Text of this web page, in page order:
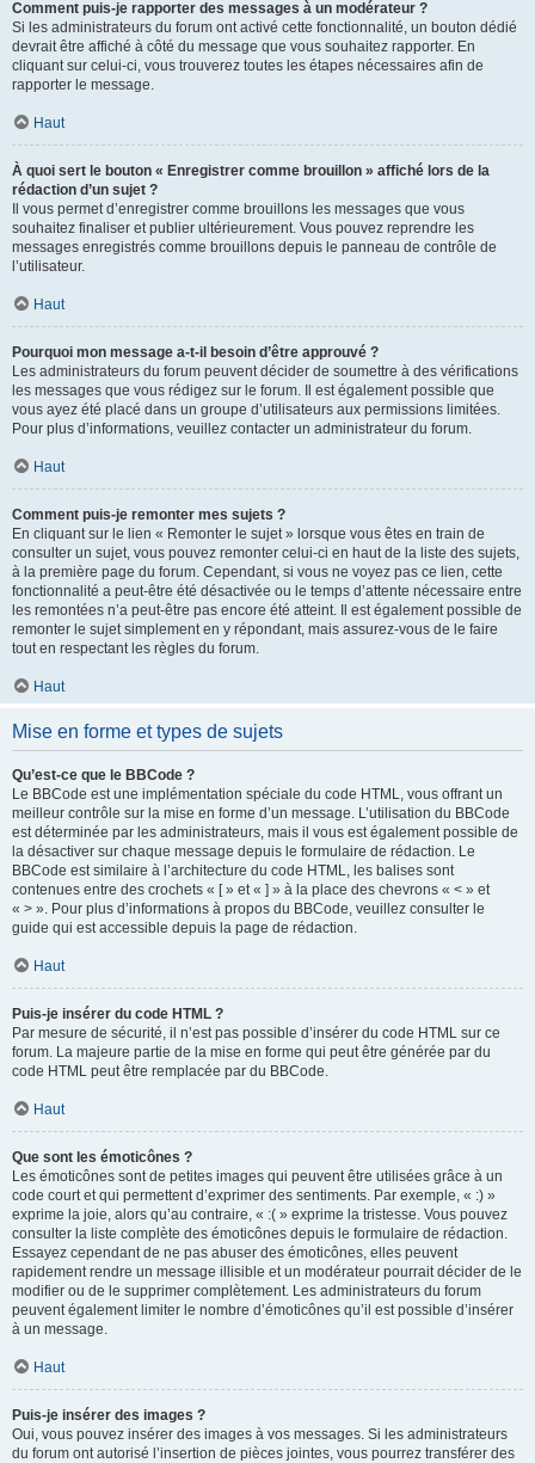
Comment puis-je rapporter des messages à un modérateur ?
Si les administrateurs du forum ont activé cette fonctionnalité, un bouton dédié
devrait être affiché à côté du message que vous souhaitez rapporter. En
cliquant sur celui-ci, vous trouverez toutes les étapes nécessaires afin de
rapporter le message.
Haut
À quoi sert le bouton « Enregistrer comme brouillon » affiché lors de la
rédaction d’un sujet ?
Il vous permet d’enregistrer comme brouillons les messages que vous
souhaitez finaliser et publier ultérieurement. Vous pouvez reprendre les
messages enregistrés comme brouillons depuis le panneau de contrôle de
l’utilisateur.
Haut
Pourquoi mon message a-t-il besoin d’être approuvé ?
Les administrateurs du forum peuvent décider de soumettre à des vérifications
les messages que vous rédigez sur le forum. Il est également possible que
vous ayez été placé dans un groupe d’utilisateurs aux permissions limitées.
Pour plus d’informations, veuillez contacter un administrateur du forum.
Haut
Comment puis-je remonter mes sujets ?
En cliquant sur le lien « Remonter le sujet » lorsque vous êtes en train de
consulter un sujet, vous pouvez remonter celui-ci en haut de la liste des sujets,
à la première page du forum. Cependant, si vous ne voyez pas ce lien, cette
fonctionnalité a peut-être été désactivée ou le temps d’attente nécessaire entre
les remontées n’a peut-être pas encore été atteint. Il est également possible de
remonter le sujet simplement en y répondant, mais assurez-vous de le faire
tout en respectant les règles du forum.
Haut
Mise en forme et types de sujets
Qu’est-ce que le BBCode ?
Le BBCode est une implémentation spéciale du code HTML, vous offrant un
meilleur contrôle sur la mise en forme d’un message. L’utilisation du BBCode
est déterminée par les administrateurs, mais il vous est également possible de
la désactiver sur chaque message depuis le formulaire de rédaction. Le
BBCode est similaire à l’architecture du code HTML, les balises sont
contenues entre des crochets « [ » et « ] » à la place des chevrons « < » et
« > ». Pour plus d’informations à propos du BBCode, veuillez consulter le
guide qui est accessible depuis la page de rédaction.
Haut
Puis-je insérer du code HTML ?
Par mesure de sécurité, il n’est pas possible d’insérer du code HTML sur ce
forum. La majeure partie de la mise en forme qui peut être générée par du
code HTML peut être remplacée par du BBCode.
Haut
Que sont les émoticônes ?
Les émoticônes sont de petites images qui peuvent être utilisées grâce à un
code court et qui permettent d’exprimer des sentiments. Par exemple, « :) »
exprime la joie, alors qu’au contraire, « :( » exprime la tristesse. Vous pouvez
consulter la liste complète des émoticônes depuis le formulaire de rédaction.
Essayez cependant de ne pas abuser des émoticônes, elles peuvent
rapidement rendre un message illisible et un modérateur pourrait décider de le
modifier ou de le supprimer complètement. Les administrateurs du forum
peuvent également limiter le nombre d’émoticônes qu’il est possible d’insérer
à un message.
Haut
Puis-je insérer des images ?
Oui, vous pouvez insérer des images à vos messages. Si les administrateurs
du forum ont autorisé l’insertion de pièces jointes, vous pourrez transférer des